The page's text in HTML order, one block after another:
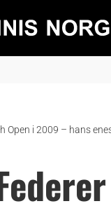
Open i 2009 – hans